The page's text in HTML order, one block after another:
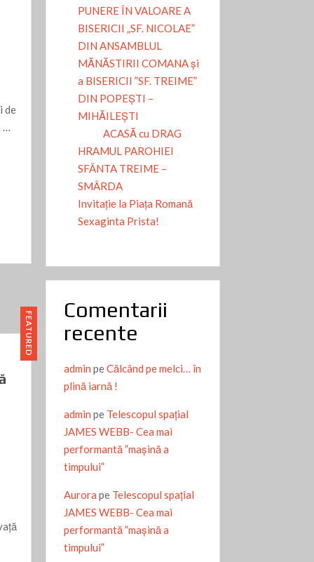
de
…
FEATURED
PUNERE ÎN VALOARE A
BISERICII „SF. NICOLAE”
DIN ANSAMBLUL
MĂNĂSTIRII COMANA și
a BISERICII ”SF. TREIME”
DIN POPEȘTI –
MIHĂILEȘTI
ACASĂ cu DRAG
HRAMUL PAROHIEI
SFÂNTA TREIME –
SMÂRDA
Invitație la Piața Romană
Sexaginta Prista!
Comentarii
recente
admin peCălcând pe melci… în
plină iarnă !
admin pe Telescopul spațial
JAMES WEBB- Cea mai
performantă ”mașină a
timpului”
Aurora pe Telescopul spațial
JAMES WEBB- Cea mai
performantă ”mașină a
timpului”